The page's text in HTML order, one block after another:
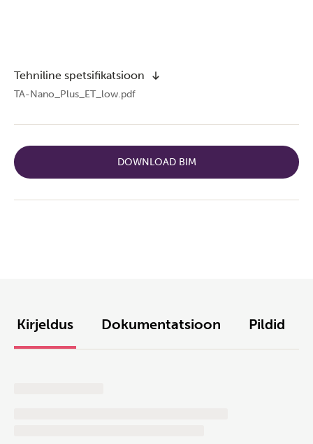
Tehniline spetsifikatsioon
TA-Nano_Plus_ET_low.pdf
DOWNLOAD BIM
Kirjeldus Dokumentatsioon Pildid